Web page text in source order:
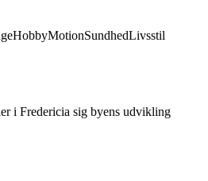
HobbyMotionSundhedLivsstil
i Fredericia sig byens udvikling